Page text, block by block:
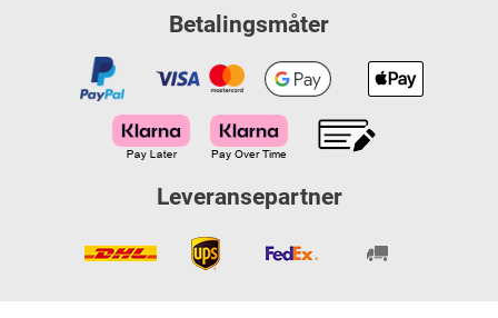
Betalingsmåter
Leveransepartner